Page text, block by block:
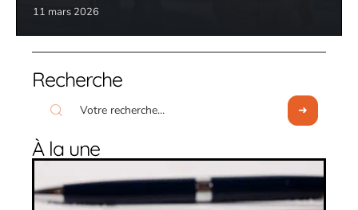
11 mars 2026
Recherche
À la une